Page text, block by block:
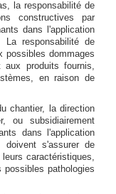
la responsabilité de
constructives par
dans l'application
La responsabilité de
possibles dommages
aux produits fournis,
en raison de
chantier, la direction
ou subsidiairement
dans l'application
doivent s'assurer de
leurs caractéristiques,
pathologies